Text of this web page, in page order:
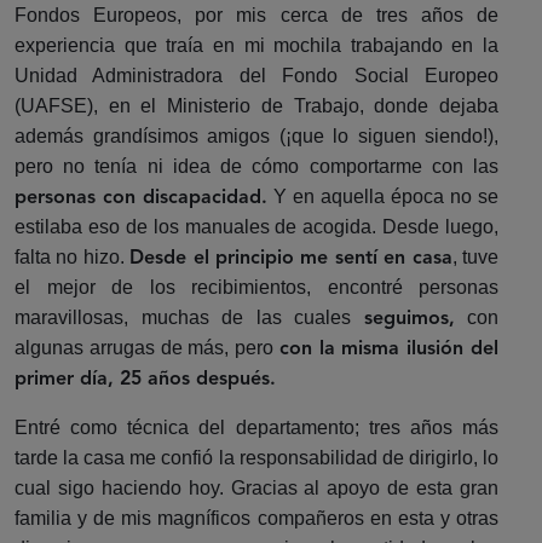
Fondos Europeos, por mis cerca de tres años de
experiencia que traía en mi mochila trabajando en la
Unidad Administradora del Fondo Social Europeo
(UAFSE), en el Ministerio de Trabajo, donde dejaba
además grandísimos amigos (¡que lo siguen siendo!),
pero no tenía ni idea de cómo comportarme con las
personas con discapacidad. Y en aquella época no se
estilaba eso de los manuales de acogida. Desde luego,
falta no hizo. Desde el principio me sentí en casa, tuve
el mejor de los recibimientos, encontré personas
maravillosas, muchas de las cuales seguimos, con
algunas arrugas de más, pero con la misma ilusión del
primer día, 25 años después.
Entré como técnica del departamento; tres años más
tarde la casa me confió la responsabilidad de dirigirlo, lo
cual sigo haciendo hoy. Gracias al apoyo de esta gran
familia y de mis magníficos compañeros en esta y otras